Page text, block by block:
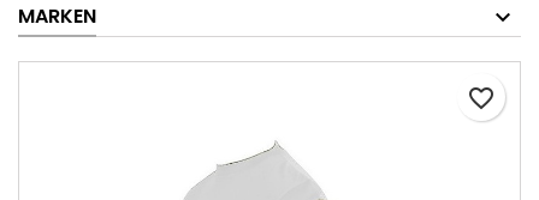
MARKEN
favorite_border